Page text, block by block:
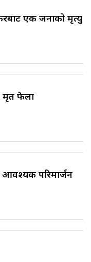
एक जनाको मृत्यु
मृत फेला
आवश्यक परिमार्जन